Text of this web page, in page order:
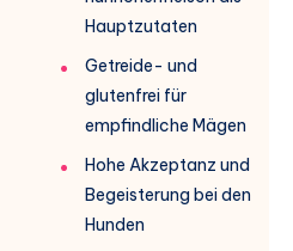
Hauptzutaten
Getreide- und
glutenfrei für
empfindliche Mägen
Hohe Akzeptanz und
Begeisterung bei den
Hunden